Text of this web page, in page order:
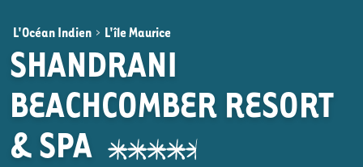
L'Océan Indien > L'île Maurice
SHANDRANI
BEACHCOMBER RESORT
& SPA